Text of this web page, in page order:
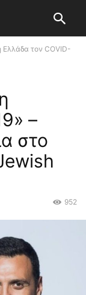
Ελλάδα τον COVID-
–
στο
952